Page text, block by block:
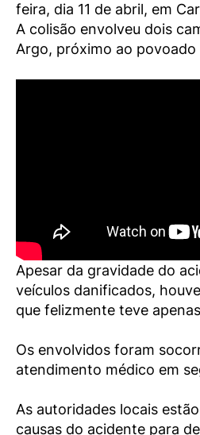
feira, dia 11 de abril, em
A colisão envolveu dois
Argo, próximo ao povoado
Apesar da gravidade do
veículos danificados,
que felizmente teve
Os envolvidos foram
atendimento médico em
As autoridades locais
causas do acidente para